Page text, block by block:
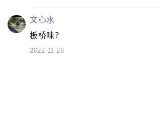
文心水
板桥味？
2022-11-26